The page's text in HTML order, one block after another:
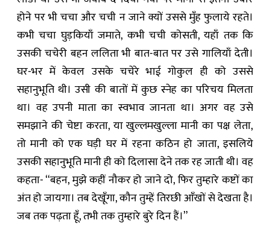
होने पर भी चचा और चची न जाने क्यों उससे मुँह फुलाये रहते।
कभी चचा घुड़कियाँ जमाते, कभी चची कोसती, यहाँ तक कि
उसकी चचेरी बहन ललिता भी बात-बात पर उसे गालियाँ देती।
घर-भर में केवल उसके चचेरे भाई गोकुल ही को उससे
सहानुभूति थी। उसी की बातों में कुछ स्नेह का परिचय मिलता
था। वह उपनी माता का स्वभाव जानता था। अगर वह उसे
समझाने की चेष्टा करता, या खुल्लमखुल्ला मानी का पक्ष लेता,
तो मानी को एक घड़ी घर में रहना कठिन हो जाता, इसलिये
उसकी सहानुभूति मानी ही को दिलासा देने तक रह जाती थी। वह
कहता- “बहन, मुझे कहीं नौकर हो जाने दो, ‍फिर तुम्हारे कष्टों का
अंत हो जायगा। तब देखूँगा, कौन तुम्हें तिरछी आँखों से देखता है।
जब तक पढ़ता हूँ, तभी तक तुम्हारे बुरे दिन हैं।”